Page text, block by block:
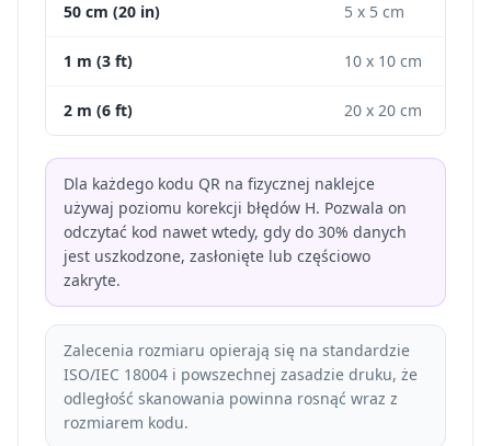
50 cm (20 in) 5 x 5 cm
1 m (3 ft) 10 x 10 cm
2 m (6 ft) 20 x 20 cm
Dla każdego kodu QR na fizycznej naklejce
używaj poziomu korekcji błędów H. Pozwala on
odczytać kod nawet wtedy, gdy do 30% danych
jest uszkodzone, zasłonięte lub częściowo
zakryte.
Zalecenia rozmiaru opierają się na standardzie
ISO/IEC 18004 i powszechnej zasadzie druku, że
odległość skanowania powinna rosnąć wraz z
rozmiarem kodu.